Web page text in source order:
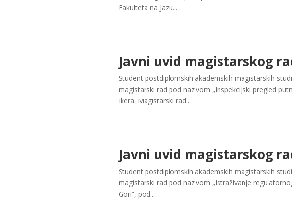
Fakulteta na Jazu...
Javni uvid magistarskog
Student postdiplomskih akademskih magistarskih
magistarski rad pod nazivom „Inspekcijski pregled
Ikera. Magistarski rad...
Javni uvid magistarskog
Student postdiplomskih akademskih magistarskih
magistarski rad pod nazivom „Istraživanje
Gori”, pod...